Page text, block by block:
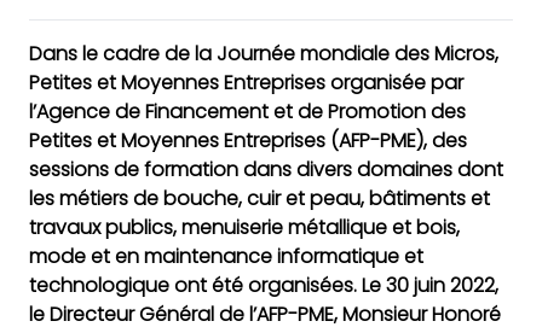
Dans le cadre de la Journée mondiale des Micros,
Petites et Moyennes Entreprises organisée par
l’Agence de Financement et de Promotion des
Petites et Moyennes Entreprises (AFP-PME), des
sessions de formation dans divers domaines dont
les métiers de bouche, cuir et peau, bâtiments et
travaux publics, menuiserie métallique et bois,
mode et en maintenance informatique et
technologique ont été organisées. Le 30 juin 2022,
le Directeur Général de l’AFP-PME, Monsieur Honoré